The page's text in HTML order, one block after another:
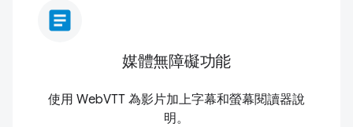
article
媒體無障礙功能
使用 WebVTT 為影片加上字幕和螢幕閱讀器說
明。